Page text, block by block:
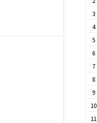
3
4
5
6
7
8
9
10
11